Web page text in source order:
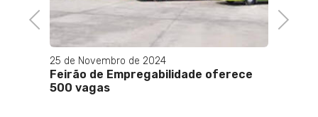
Previous
25 de Novembro de 2024
Feirão de Empregabilidade oferece
500 vagas
Next